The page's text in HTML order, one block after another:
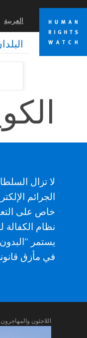
Skip
cookie
privacy
notice
Skip
main
content
العربية
لا تزال
لجرائم
خاص على
نظام الكفالة
يستمر
في مأزق
اللاجئون والمهاجرون